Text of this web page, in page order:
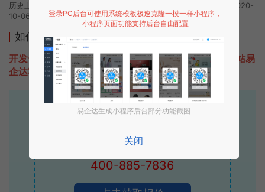
历史上的今时小程序由SPC运动宝团队开发，易企达小程序商店于2020-
10-06 18:31发布
如何开发类似SPC运动宝的小程序
开发一款类似SPC运动宝的小程序不难，只需要咨询本站易
企达客服即可为您定制开发，免费提供报价。
易企达10年行业沉淀！
立即拨打电话享优惠
400-885-7836
登录PC后台可使用系统模板极速克隆一模一样小程序，
小程序页面功能支持后台自由配置
易企达生成小程序后台部分功能截图
关闭